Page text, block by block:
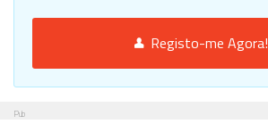
Registo-me Agora!
Pub